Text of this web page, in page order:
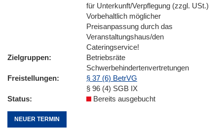
für Unterkunft/Verpflegung (zzgl. USt.)
Vorbehaltlich möglicher
Preisanpassung durch das
Veranstaltungshaus/den
Cateringservice!
Zielgruppen
Betriebsräte
Schwerbehindertenvertretungen
Freistellungen
§ 37 (6) BetrVG
§ 96 (4) SGB IX
Status
Bereits ausgebucht
NEUER TERMIN